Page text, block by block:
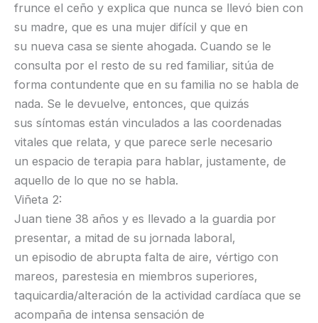
frunce el ceño y explica que nunca se llevó bien con
su madre, que es una mujer difícil y que en
su nueva casa se siente ahogada. Cuando se le
consulta por el resto de su red familiar, sitúa de
forma contundente que en su familia no se habla de
nada. Se le devuelve, entonces, que quizás
sus síntomas están vinculados a las coordenadas
vitales que relata, y que parece serle necesario
un espacio de terapia para hablar, justamente, de
aquello de lo que no se habla.
Viñeta 2:
Juan tiene 38 años y es llevado a la guardia por
presentar, a mitad de su jornada laboral,
un episodio de abrupta falta de aire, vértigo con
mareos, parestesia en miembros superiores,
taquicardia/alteración de la actividad cardíaca que se
acompaña de intensa sensación de